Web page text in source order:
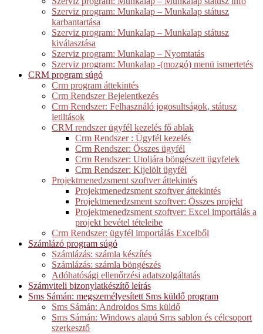
Szerviz program: Munkalap – Munkalap státusz
karbantartása
Szerviz program: Munkalap – Munkalap státusz
kiválasztása
Szerviz program: Munkalap – Nyomtatás
Szerviz program: Munkalap -(mozgó) menü ismertetés
CRM program súgó
Crm program áttekintés
Crm Rendszer Bejelentkezés
Crm Rendszer: Felhasználó jogosultságok, státusz
letiltások
CRM rendszer ügyfél kezelés fő ablak
Crm Rendszer : Ügyfél kezelés
Crm Rendszer: Összes ügyfél
Crm Rendszer: Utoljára böngészett ügyfelek
Crm Rendszer: Kijelölt ügyfél
Projektmenedzsment szoftver áttekintés
Projektmenedzsment szoftver áttekintés
Projektmenedzsment szoftver: Összes projekt
Projektmenedzsment szoftver: Excel importálás a
projekt bevétel tételeibe
Crm Rendszer: ügyfél importálás Excelből
Számlázó program súgó
Számlázás: számla készítés
Számlázás: számla böngészés
Adóhatósági ellenőrzési adatszolgáltatás
Számviteli bizonylatkészítő leírás
Sms Sámán: megszemélyesített Sms küldő program
Sms Sámán: Androidos Sms küldő
Sms Sámán: Windows alapú Sms sablon és célcsoport
szerkesztő